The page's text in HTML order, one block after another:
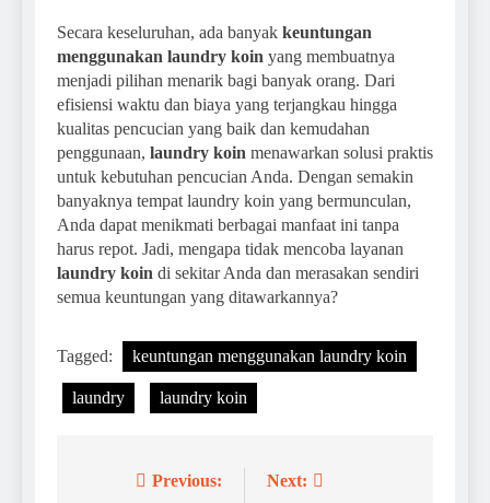
Secara keseluruhan, ada banyak keuntungan
menggunakan laundry koin yang membuatnya
menjadi pilihan menarik bagi banyak orang. Dari
efisiensi waktu dan biaya yang terjangkau hingga
kualitas pencucian yang baik dan kemudahan
penggunaan, laundry koin menawarkan solusi praktis
untuk kebutuhan pencucian Anda. Dengan semakin
banyaknya tempat laundry koin yang bermunculan,
Anda dapat menikmati berbagai manfaat ini tanpa
harus repot. Jadi, mengapa tidak mencoba layanan
laundry koin di sekitar Anda dan merasakan sendiri
semua keuntungan yang ditawarkannya?
Tagged: keuntungan menggunakan laundry koin
laundry laundry koin
NavigasiPrevious: Next: